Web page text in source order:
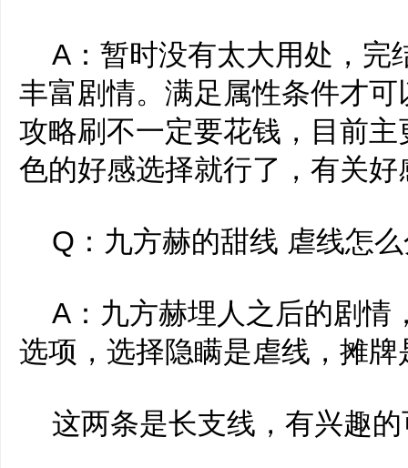
A：暂时没有太大用处，完
丰富剧情。满足属性条件才
攻略刷不一定要花钱，目前
色的好感选择就行了，有关
Q：九方赫的甜线 虐线怎
A：九方赫埋人之后的剧情
选项，选择隐瞒是虐线，摊牌
这两条是长支线，有兴趣的